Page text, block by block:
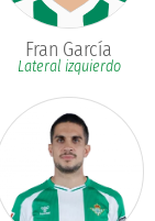
Fran García
Lateral izquierdo